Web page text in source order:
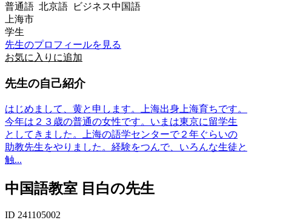
普通語 北京語 ビジネス中国語
上海市
学生
先生のプロフィールを見る
お気に入りに追加
先生の自己紹介
はじめまして、黄と申します。上海出身上海育ちです。
今年は２３歳の普通の女性です。いまは東京に留学生
としてきました。上海の語学センターで２年ぐらいの
助教先生をやりました。経験をつんで、いろんな生徒と
触...
中国語教室 目白の先生
ID 241105002